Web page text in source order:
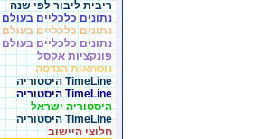
ריבית ליבור לפי שנה
נתונים כלכליים בעולם
נתונים כלכליים בעולם
נתונים כלכליים בעולם
פונקציות אקסל
נוסחאות הנדסה
TimeLine היסטוריה
TimeLine היסטוריה
היסטוריה ישראל
TimeLine היסטוריה
חלוצי היישוב